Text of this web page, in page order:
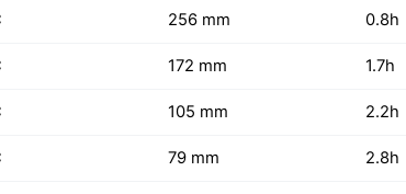
256 mm 0.8h
172 mm 1.7h
105 mm 2.2h
79 mm 2.8h